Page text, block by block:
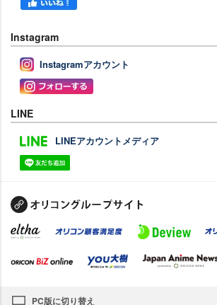
Instagram
Instagramアカウント
LINE
LINEアカウントメディア
PC版に切り替え